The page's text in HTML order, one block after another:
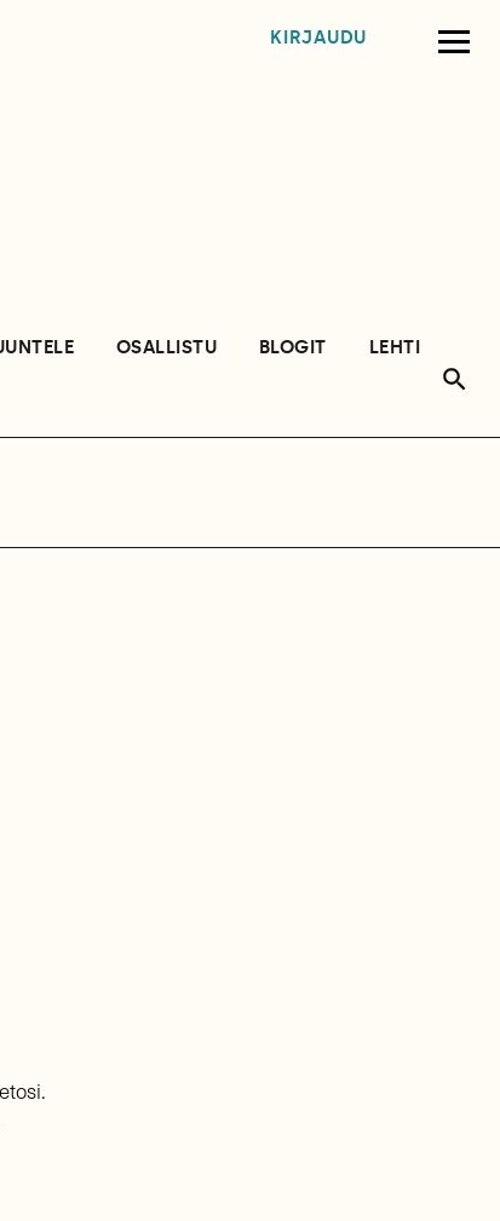
KIRJAUDU
OSALLISTU BLOGIT
LEHTI